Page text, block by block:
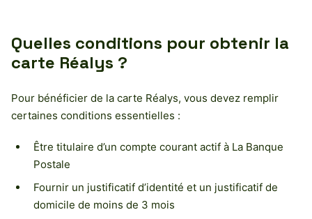
Quelles conditions pour obtenir la
carte Réalys ?
Pour bénéficier de la carte Réalys, vous devez remplir
certaines conditions essentielles :
Être titulaire d’un compte courant actif à La Banque
Postale
Fournir un justificatif d’identité et un justificatif de
domicile de moins de 3 mois